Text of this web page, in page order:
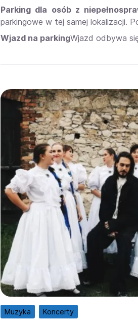
Parking dla osób z
parkingowe w tej samej lokalizacji.
Wjazd na parkingWjazd odbywa
Muzyka Koncerty